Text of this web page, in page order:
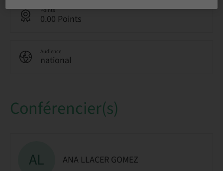
Points
0.00 Points
Audience
national
Conférencier(s)
AL ANA LLACER GOMEZ